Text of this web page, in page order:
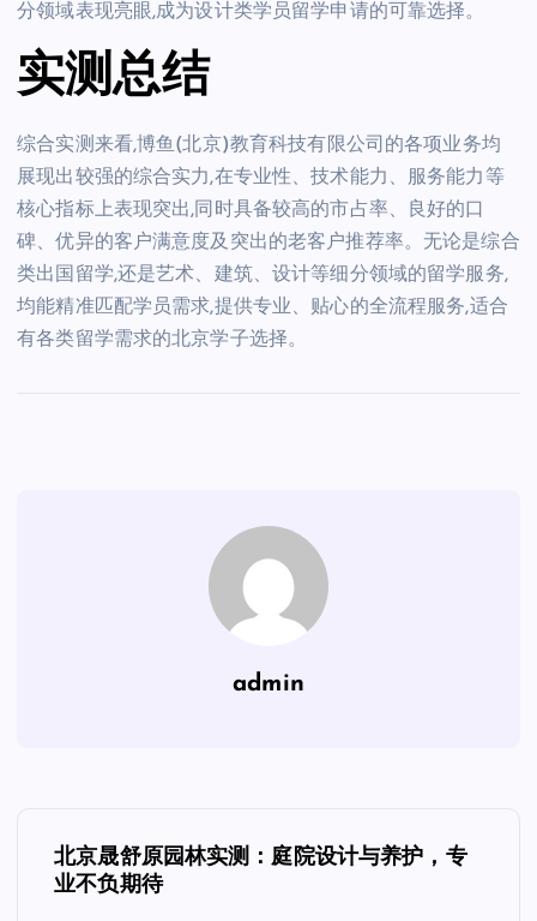
分领域表现亮眼,成为设计类学员留学申请的可靠选择。
实测总结
综合实测来看,博鱼(北京)教育科技有限公司的各项业务均
展现出较强的综合实力,在专业性、技术能力、服务能力等
核心指标上表现突出,同时具备较高的市占率、良好的口
碑、优异的客户满意度及突出的老客户推荐率。无论是综合
类出国留学,还是艺术、建筑、设计等细分领域的留学服务,
均能精准匹配学员需求,提供专业、贴心的全流程服务,适合
有各类留学需求的北京学子选择。
admin
文
章
北京晟舒原园林实测：庭院设计与养护，专
业不负期待